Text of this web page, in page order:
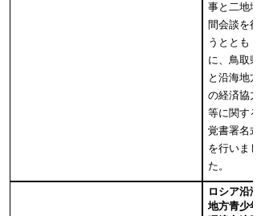
事と二地域
間会談を行
うととも
に、鳥取県
と沿海地方
の経済協力
等に関する
覚書署名式
を行いまし
た。
ロシア沿海
地方青少年